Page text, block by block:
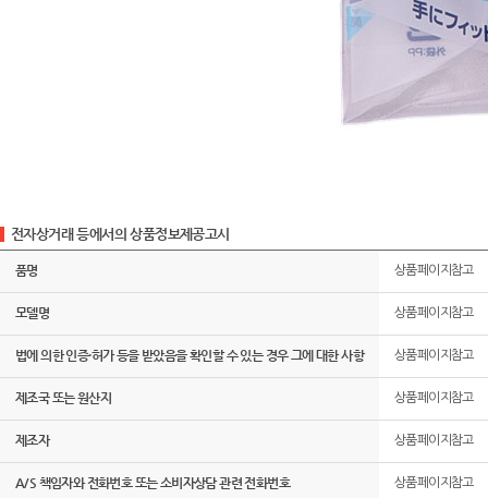
전자상거래 등에서의 상품정보제공고시
품명 상품페이지참고
모델명 상품페이지참고
법에 의한 인증·허가 등을 받았음을 확인할 수 있는 경우 그에 대한 사항 상품페이지참고
제조국 또는 원산지 상품페이지참고
제조자 상품페이지참고
A/S 책임자와 전화번호 또는 소비자상담 관련 전화번호 상품페이지참고